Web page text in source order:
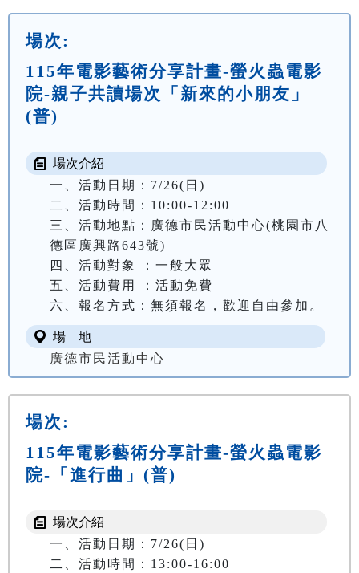
場次:
115年電影藝術分享計畫-螢火蟲電影
院-親子共讀場次「新來的小朋友」
(普)
場次介紹
一、活動日期：7/26(日)
二、活動時間：10:00-12:00
三、活動地點：廣德市民活動中心(桃園市八
德區廣興路643號)
四、活動對象 ：一般大眾
五、活動費用 ：活動免費
六、報名方式：無須報名，歡迎自由參加。
場 地
廣德市民活動中心
場次:
115年電影藝術分享計畫-螢火蟲電影
院-「進行曲」(普)
場次介紹
一、活動日期：7/26(日)
二、活動時間：13:00-16:00